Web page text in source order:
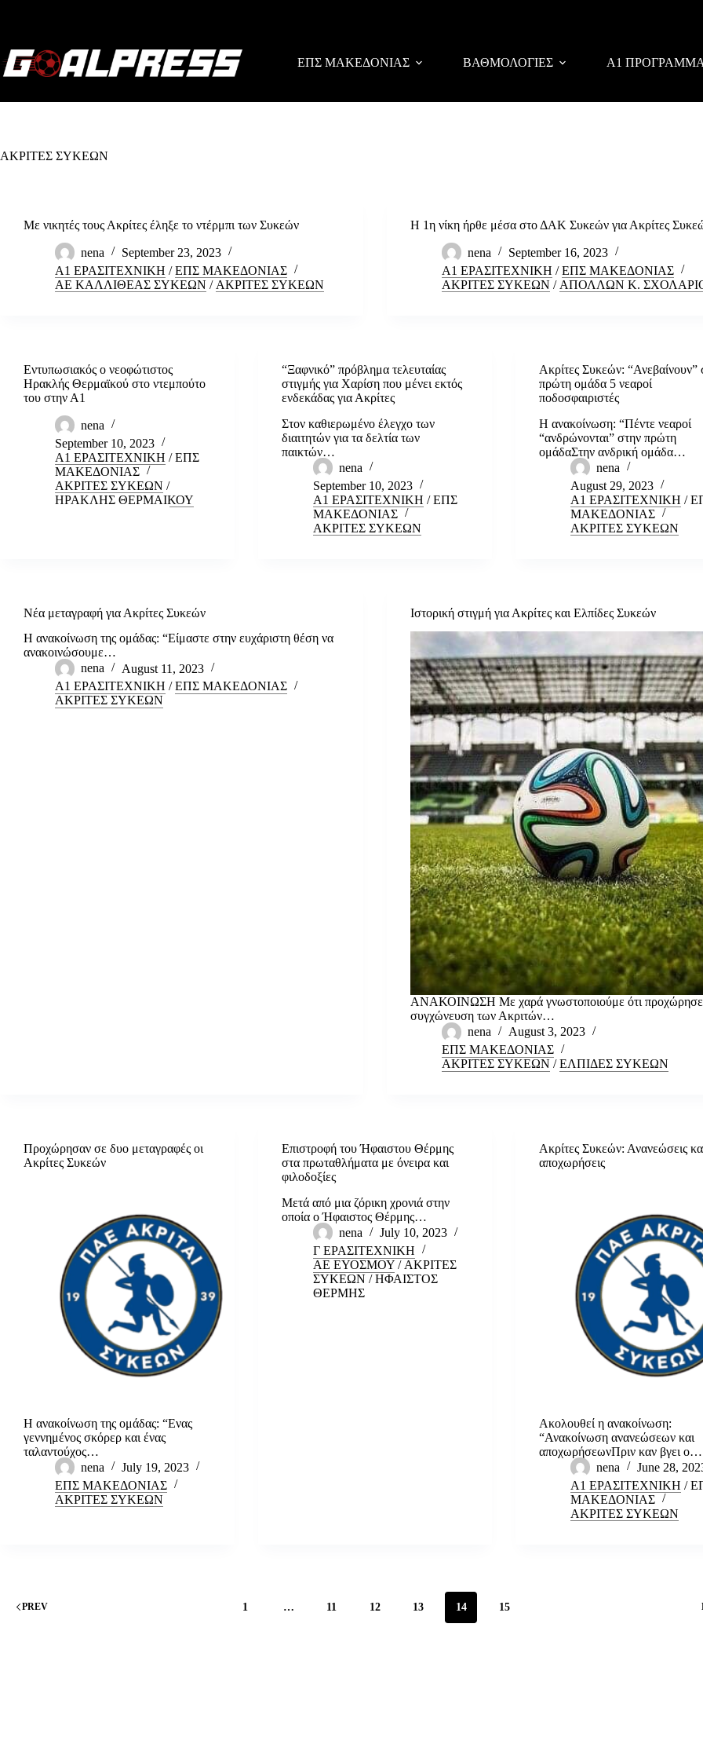
ΕΠΣ ΜΑΚΕΔΟΝΙΑΣ ΒΑΘΜΟΛΟΓΙΕΣ Α1
ΑΚΡΙΤΕΣ ΣΥΚΕΩΝ
Με νικητές τους Ακρίτες έληξε το ντέρμπι των Συκεών
nena
September 23, 2023
Α1 ΕΡΑΣΙΤΕΧΝΙΚΗ /ΕΠΣ ΜΑΚΕΔΟΝΙΑΣ
ΑΕ ΚΑΛΛΙΘΕΑΣ ΣΥΚΕΩΝ / ΑΚΡΙΤΕΣ ΣΥΚΕΩΝ
Η 1η νίκη ήρθε μέσα στο ΔΑΚ Συκεών για Ακρίτες
nena
September 16, 2023
Α1 ΕΡΑΣΙΤΕΧΝΙΚΗ /ΕΠΣ ΜΑΚΕΔΟΝΙΑΣ
ΑΚΡΙΤΕΣ ΣΥΚΕΩΝ / ΑΠΟΛΛΩΝ Κ.
Εντυπωσιακός ο νεοφώτιστος
Ηρακλής Θερμαϊκού στο ντεμπούτο
του στην Α1
nena
September 10, 2023
Α1 ΕΡΑΣΙΤΕΧΝΙΚΗ /ΕΠΣ
ΜΑΚΕΔΟΝΙΑΣ
ΑΚΡΙΤΕΣ ΣΥΚΕΩΝ /
ΗΡΑΚΛΗΣ ΘΕΡΜΑΙΚΟΥ
“Ξαφνικό” πρόβλημα τελευταίας
στιγμής για Χαρίση που μένει εκτός
ενδεκάδας για Ακρίτες
Στον καθιερωμένο έλεγχο των
διαιτητών για τα δελτία των
παικτών…
nena
September 10, 2023
Α1 ΕΡΑΣΙΤΕΧΝΙΚΗ /ΕΠΣ
ΜΑΚΕΔΟΝΙΑΣ
ΑΚΡΙΤΕΣ ΣΥΚΕΩΝ
Ακρίτες Συκεών: “Ανεβαίνουν”
πρώτη ομάδα 5 νεαροί
ποδοσφαιριστές
Η ανακοίνωση: “Πέντε νεαροί
“ανδρώνονται” στην πρώτη
ομάδαΣτην ανδρική ομάδα…
nena
August 29, 2023
Α1 ΕΡΑΣΙΤΕΧΝΙΚΗ /
ΜΑΚΕΔΟΝΙΑΣ
ΑΚΡΙΤΕΣ ΣΥΚΕΩΝ
Νέα μεταγραφή για Ακρίτες Συκεών
Η ανακοίνωση της ομάδας: “Είμαστε στην ευχάριστη θέση να
ανακοινώσουμε…
nena
August 11, 2023
Α1 ΕΡΑΣΙΤΕΧΝΙΚΗ /ΕΠΣ ΜΑΚΕΔΟΝΙΑΣ
ΑΚΡΙΤΕΣ ΣΥΚΕΩΝ
Ιστορική στιγμή για Ακρίτες και Ελπίδες Συκεών
ΑΝΑΚΟΙΝΩΣΗ Με χαρά γνωστοποιούμε ότι
συγχώνευση των Ακριτών…
nena
August 3, 2023
ΕΠΣ ΜΑΚΕΔΟΝΙΑΣ
ΑΚΡΙΤΕΣ ΣΥΚΕΩΝ /ΕΛΠΙΔΕΣ ΣΥΚΕΩΝ
Προχώρησαν σε δυο μεταγραφές οι
Ακρίτες Συκεών
Η ανακοίνωση της ομάδας: “Ενας
γεννημένος σκόρερ και ένας
ταλαντούχος…
nena
July 19, 2023
ΕΠΣ ΜΑΚΕΔΟΝΙΑΣ
ΑΚΡΙΤΕΣ ΣΥΚΕΩΝ
Επιστροφή του Ήφαιστου Θέρμης
στα πρωταθλήματα με όνειρα και
φιλοδοξίες
Μετά από μια ζόρικη χρονιά στην
οποία ο Ήφαιστος Θέρμης…
nena
July 10, 2023
Γ ΕΡΑΣΙΤΕΧΝΙΚΗ
ΑΕ ΕΥΟΣΜΟΥ/ ΑΚΡΙΤΕΣ
ΣΥΚΕΩΝ /ΗΦΑΙΣΤΟΣ
ΘΕΡΜΗΣ
Ακρίτες Συκεών: Ανανεώσεις
αποχωρήσεις
Ακολουθεί η ανακοίνωση:
“Ανακοίνωση ανανεώσεων και
αποχωρήσεωνΠριν καν βγει ο…
nena
June 28,
Α1 ΕΡΑΣΙΤΕΧΝΙΚΗ /
ΜΑΚΕΔΟΝΙΑΣ
ΑΚΡΙΤΕΣ ΣΥΚΕΩΝ
PREV 1 … 11 12 13 14 15